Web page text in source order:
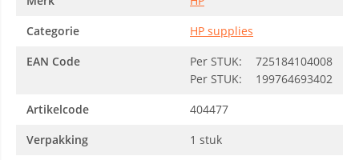
Categorie
HP supplies
EAN Code
Per STUK:
725184104008
Per STUK:
199764693402
Artikelcode
404477
Verpakking
1 stuk